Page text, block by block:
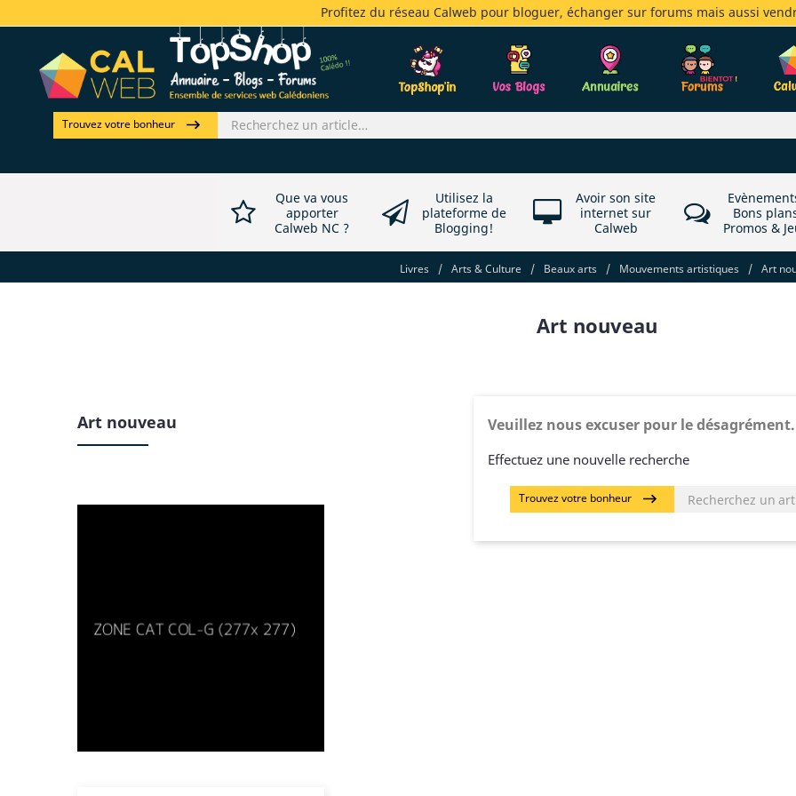
Profitez du réseau Calweb pour bloguer, échanger sur forums mais aussi
Trouvez votre bonheur
Que va vous
apporter
Calweb NC ?
Utilisez la
plateforme de
Blogging!
Avoir son site
internet sur
Calweb
Bons
Promos &
Livres / Arts & Culture / Beaux arts / Mouvements artistiques / Art
Art nouveau
Art nouveau Veuillez nous excuser pour le désagrément.
Effectuez une nouvelle recherche
Trouvez votre bonheur